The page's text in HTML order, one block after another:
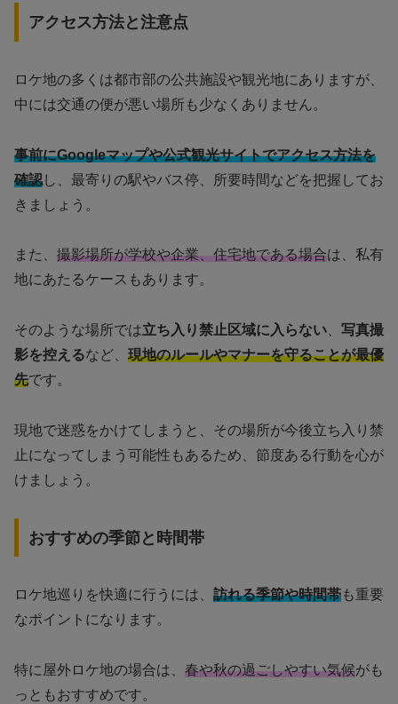
アクセス方法と注意点
ロケ地の多くは都市部の公共施設や観光地にありますが、
中には交通の便が悪い場所も少なくありません。
事前にGoogleマップや公式観光サイトでアクセス方法を
確認し、最寄りの駅やバス停、所要時間などを把握してお
きましょう。
また、 撮影場所が学校や企業、住宅地である場合は、私有
地にあたるケースもあります。
そのような場所では立ち入り禁止区域に入らない
写真撮
影を控えるなど、 現地のルールやマナーを守ることが最優
先です。
現地で迷惑をかけてしまうと、その場所が今後立ち入り禁
止になってしまう可能性もあるため、節度ある行動を心が
けましょう。
おすすめの季節と時間帯
ロケ地巡りを快適に行うには、 訪れる季節や時間帯も重要
なポイントになります。
特に屋外ロケ地の場合は、 春や秋の過ごしやすい気候がも
っともおすすめです。